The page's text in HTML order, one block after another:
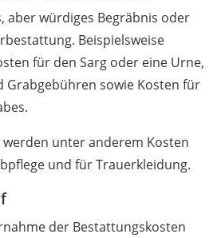
aber würdiges Begräbnis oder
Beispielsweise
für den Sarg oder eine Urne,
Grabgebühren sowie Kosten für
unter anderem Kosten
und für Trauerkleidung.
der Bestattungskosten